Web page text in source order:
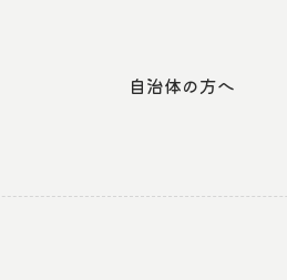
自治体の方へ